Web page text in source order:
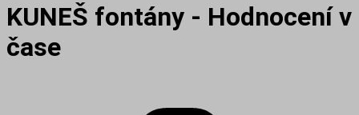
KUNEŠ fontány - Hodnocení v
čase